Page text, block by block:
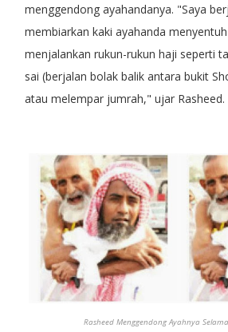
menggendong ayahandanya. "Saya
membiarkan kaki ayahanda
menjalankan rukun-rukun haji seperti
sai (berjalan bolak balik antara bukit
atau melempar jumrah," ujar Rasheed.
Rasheed Menggendong Ayahnya